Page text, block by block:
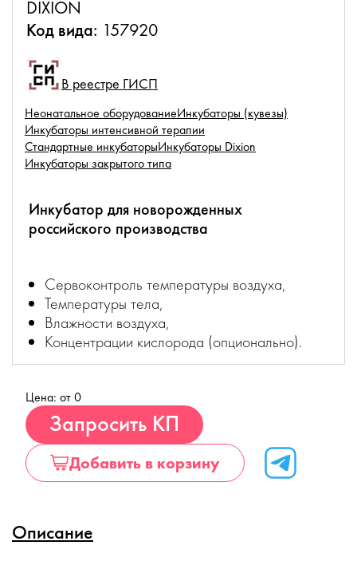
DIXION
Код вида: 157920
В реестре ГИСП
Неонатальное оборудованиеИнкубаторы (кувезы)
Инкубаторы интенсивной терапии
Стандартные инкубаторыИнкубаторы Dixion
Инкубаторы закрытого типа
Инкубатор для новорожденных
российского производства
Cервоконтроль температуры воздуха,
Температуры тела,
Влажности воздуха,
Концентрации кислорода (опционально).
Цена: от 0
Запросить КП
Добавить в корзину
Описание